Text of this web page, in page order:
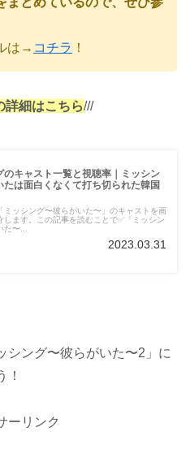
は→ コチラ ！
詳細はこちら///
のキャスト一覧と視聴率｜ミッシン
たは面白くなくて打ち切られた韓国
ミッシング〜彼らがいた〜」のキャストを画
します。この記事を読むことで✅「ミッシン
た〜...
2023.03.31
シング〜彼らがいた〜2」に
！
ーリンク